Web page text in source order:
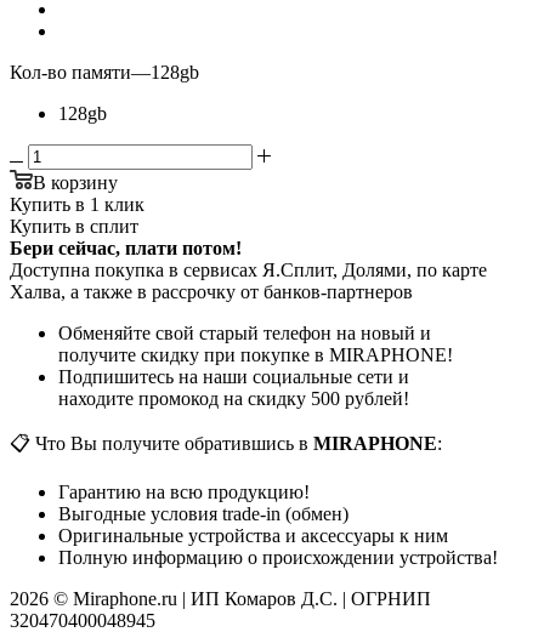
Кол-во памяти—128gb
128gb
В корзину
Купить в 1 клик
Купить в сплит
Бери сейчас, плати потом!
Доступна покупка в сервисах Я.Сплит, Долями, по карте
Халва, а также в рассрочку от банков-партнеров
Обменяйте свой старый телефон на новый и
получите скидку при покупке в MIRAPHONE!
Подпишитесь на наши социальные сети и
находите промокод на скидку 500 рублей!
📋 Что Вы получите обратившись в MIRAPHONE:
Гарантию на всю продукцию!
Выгодные условия trade-in (обмен)
Оригинальные устройства и аксессуары к ним
Полную информацию о происхождении устройства!
2026 © Miraphone.ru | ИП Комаров Д.С. | ОГРНИП
320470400048945